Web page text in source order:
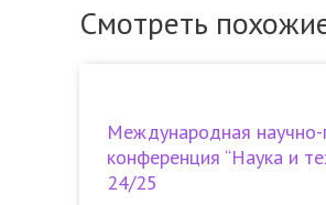
Смотреть
Международная научно-
конференция “Наука и
24/25